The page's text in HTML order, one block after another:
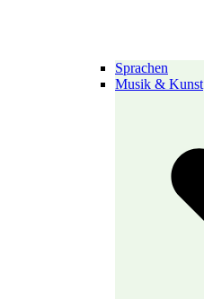
Sprachen
Musik & Kunst